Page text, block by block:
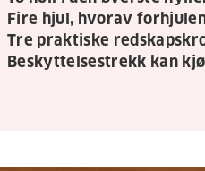
Fire hjul, hvorav
Tre praktiske
Beskyttelsestrekk kan